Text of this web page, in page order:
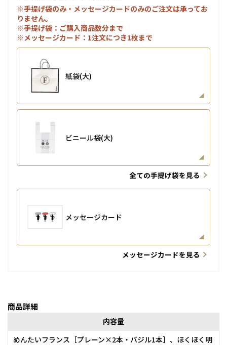
※手提げ袋のみ・メッセージカードのみのご注文は承ってお
りません。
※手提げ袋：ご購入商品数分まで
※メッセージカード：1注文につき1枚まで
紙袋(大)
ビニール袋(大)
全ての手提げ袋を見る
メッセージカード
メッセージカードを見る
商品詳細
内容量
めんたいフランス［プレーン×2本・バジル1本］、ほくほく明